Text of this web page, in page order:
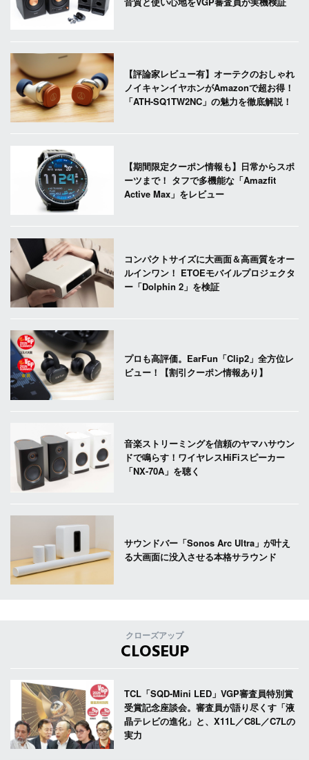
【評論家レビュー有】オーテクのおしゃれ
ノイキャンイヤホンがAmazonで超お得！
「ATH-SQ1TW2NC」の魅力を徹底解説！
【期間限定クーポン情報も】日常からスポ
ーツまで！ タフで多機能な「Amazfit
Active Max」をレビュー
コンパクトサイズに大画面＆高画質をオー
ルインワン！ ETOEモバイルプロジェクタ
ー「Dolphin 2」を検証
プロも高評価。EarFun「Clip2」全方位レ
ビュー！【割引クーポン情報あり】
音楽ストリーミングを信頼のヤマハサウン
ドで鳴らす！ワイヤレスHiFiスピーカー
「NX-70A」を聴く
サウンドバー「Sonos Arc Ultra」が叶え
る大画面に没入させる本格サラウンド
クローズアップ
CLOSEUP
TCL「SQD-Mini LED」VGP審査員特別賞
受賞記念座談会。審査員が語り尽くす「液
晶テレビの進化」と、X11L／C8L／C7Lの
実力